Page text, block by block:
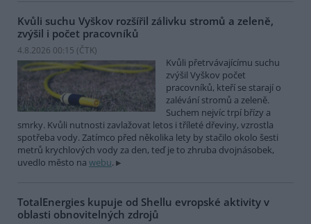
Kvůli suchu Vyškov rozšířil zálivku stromů a zeleně,
zvýšil i počet pracovníků
4.8.2026 00:15 (ČTK)
Kvůli přetrvávajícímu suchu
zvýšil Vyškov počet
pracovníků, kteří se starají o
zalévání stromů a zeleně.
Suchem nejvíc trpí břízy a
smrky. Kvůli nutnosti zavlažovat letos i tříleté dřeviny, vzrostla
spotřeba vody. Zatímco před několika lety by stačilo okolo šesti
metrů krychlových vody za den, teď je to zhruba dvojnásobek,
uvedlo město na webu.
TotalEnergies kupuje od Shellu evropské aktivity v
oblasti obnovitelných zdrojů